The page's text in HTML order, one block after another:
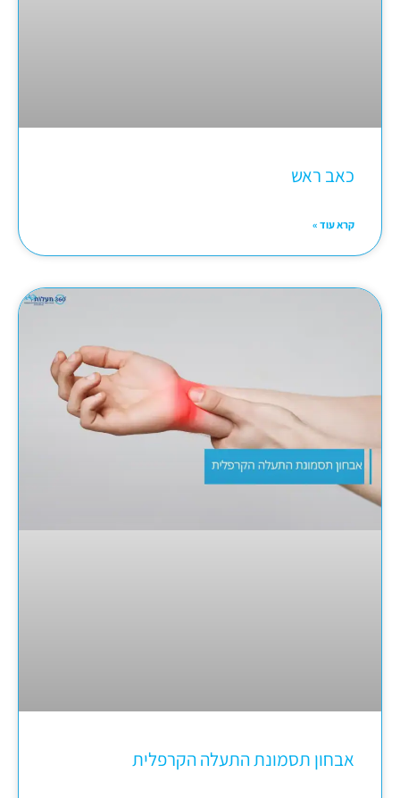
כאב ראש
קרא עוד »
אבחון תסמונת התעלה הקרפלית